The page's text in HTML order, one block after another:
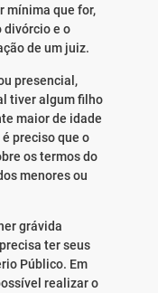
mínima que for,
divórcio e o
de um juiz.
presencial,
tiver algum filho
maior de idade
preciso que o
os termos do
menores ou
grávida
ter seus
Público. Em
realizar o